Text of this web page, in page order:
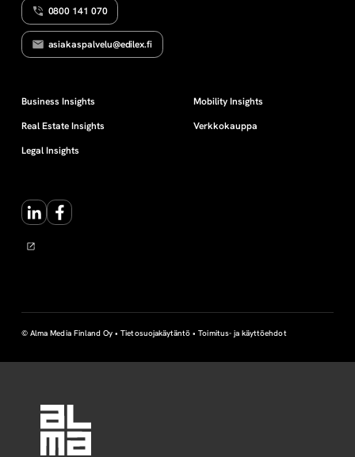
i
o
i
m
i
n
e
n
0800 141 070
asiakaspalvelu@edilex.fi
Business Insights
Real Estate Insights
Legal Insights
Mobility Insights
Verkkokauppa
LinkedInFacebook
© Alma Media Finland Oy •Tietosuojakäytäntö •Toimitus- ja käyttöehdot